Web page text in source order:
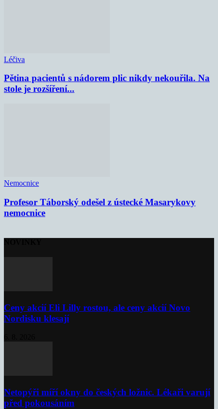
Léčiva
Pětina pacientů s nádorem plic nikdy nekouřila. Na
stole je rozšíření...
Nemocnice
Profesor Táborský odešel z ústecké Masarykovy
nemocnice
Ceny akcií Eli Lilly rostou, ale ceny akcií Novo
Nordisku klesají
Netopýři míří okny do českých ložnic. Lékaři varují
před pokousáním